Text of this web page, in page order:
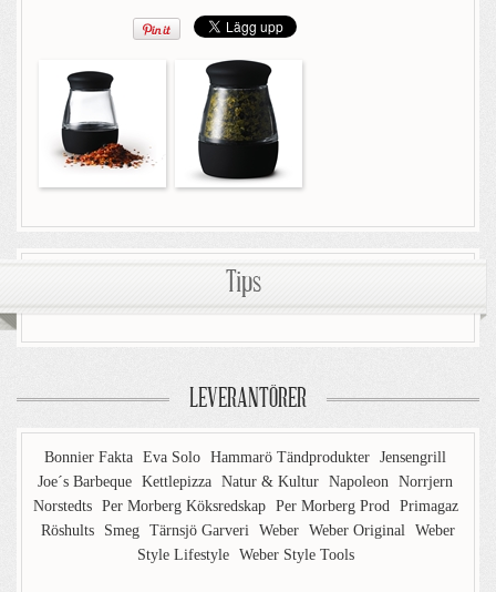
Tips
LEVERANTÖRER
Bonnier Fakta Eva Solo Hammarö Tändprodukter Jensengrill
Joe´s Barbeque Kettlepizza Natur & Kultur Napoleon Norrjern
Norstedts Per Morberg Köksredskap Per Morberg Prod Primagaz
Röshults
Smeg Tärnsjö Garveri Weber Weber Original Weber
Style Lifestyle Weber Style Tools